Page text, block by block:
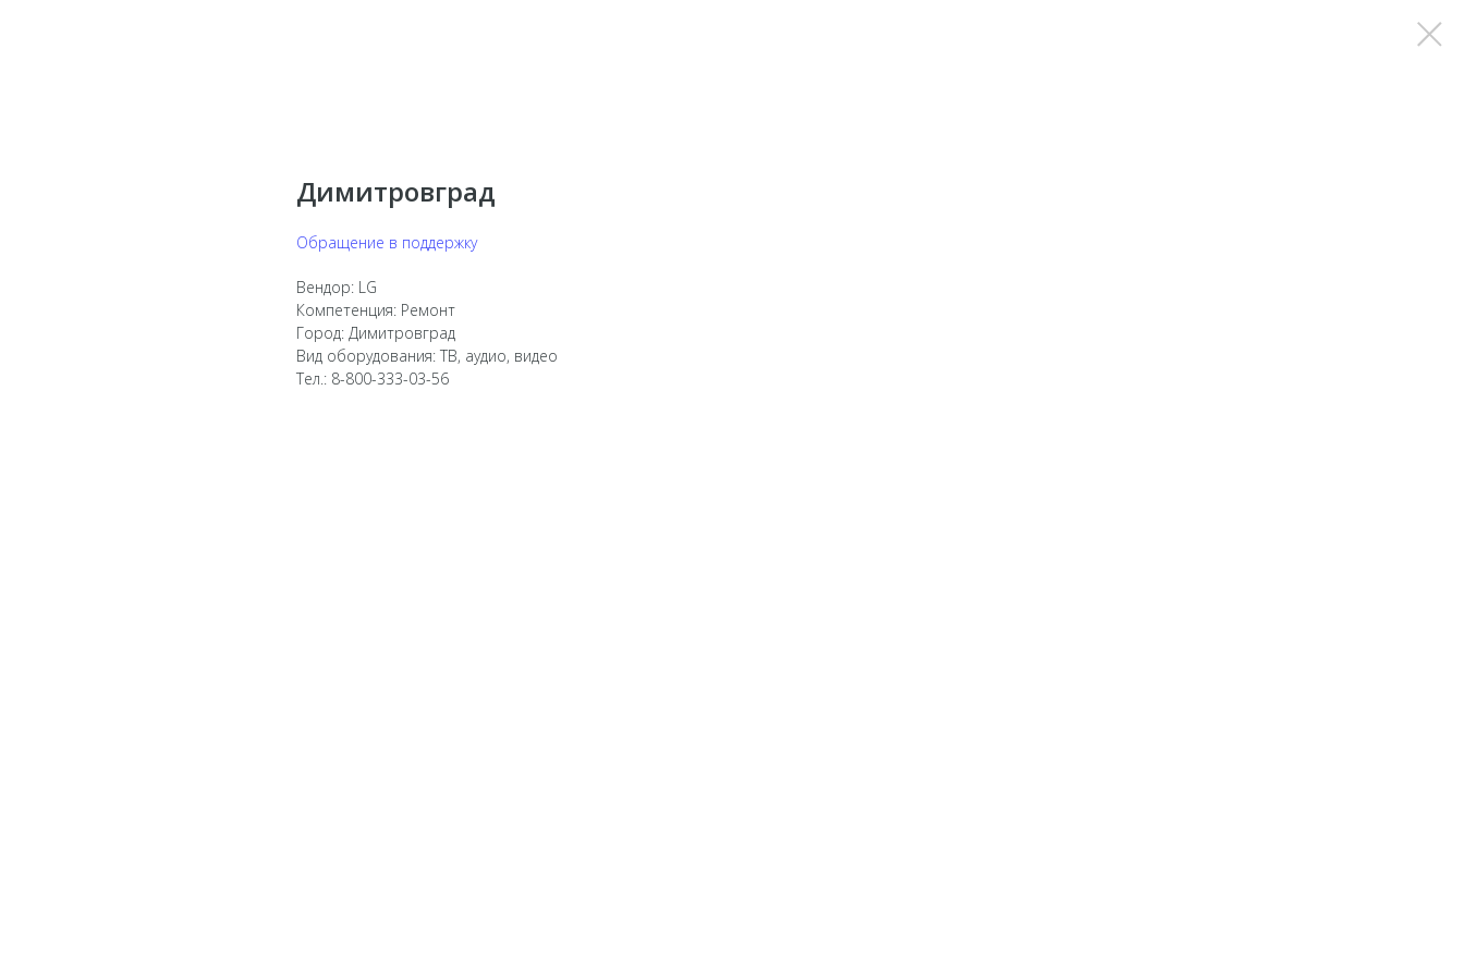
Димитровград
Обращение в поддержку
Вендор: LG
Компетенция: Ремонт
Город: Димитровград
Вид оборудования: ТВ, аудио, видео
Тел.: 8-800-333-03-56